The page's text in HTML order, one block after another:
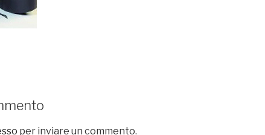
per inviare un commento.